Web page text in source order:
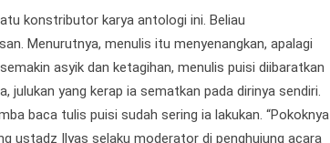
konstributor karya antologi ini. Beliau
Menurutnya, menulis itu menyenangkan, apalagi
asyik dan ketagihan, menulis puisi diibaratkan
julukan yang kerap ia sematkan pada dirinya sendiri.
baca tulis puisi sudah sering ia lakukan. “Pokoknya
ustadz Ilyas selaku moderator di penghujung acara